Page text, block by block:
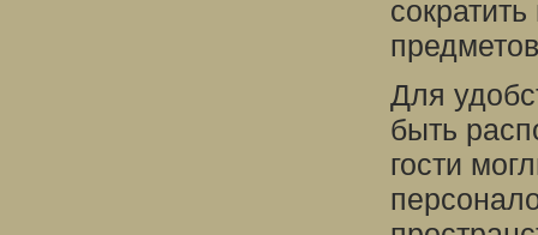
Для
быть
гости